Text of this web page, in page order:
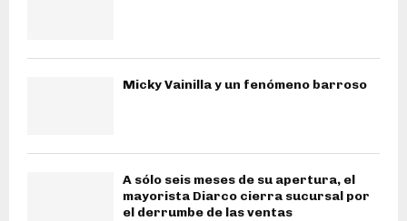
Micky Vainilla y un fenómeno barroso
A sólo seis meses de su apertura, el
mayorista Diarco cierra sucursal por
el derrumbe de las ventas